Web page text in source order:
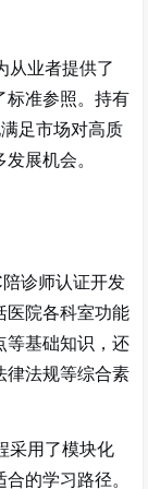
从业者提供了
标准参照。持有
足市场对高质
展机会。
诊师认证开发
医院各科室功能
等基础知识，还
律法规等综合素
采用了模块化
的学习路径。